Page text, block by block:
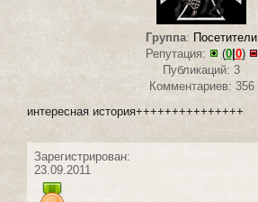
Группа: Посетители
Репутация:
(0| 0)
Публикаций: 3
Комментариев: 356
интересная история+++++++++++++++
Зарегистрирован:
23.09.2011